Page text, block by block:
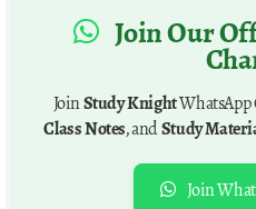
Join Our
JoinStudy Knight
Class Notes, andStudy
Join